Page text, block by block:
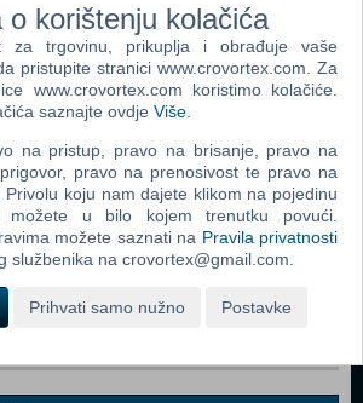
The Confrontation Board Game
Banking (ENG)
o korištenju kolačića
za trgovinu, prikuplja i obrađuje vaše
pristupite stranici www.crovortex.com. Za
www.crovortex.com koristimo kolačiće.
saznajte ovdje Više
na pristup, pravo na brisanje, pravo na
pravo na prenosivost te pravo na
koju nam dajete klikom na pojedinu
možete u bilo kojem trenutku povući.
možete saznati na Pravila privatnosti
službenika na crovortex@gmail.com.
Prihvati samo nužno Postavke